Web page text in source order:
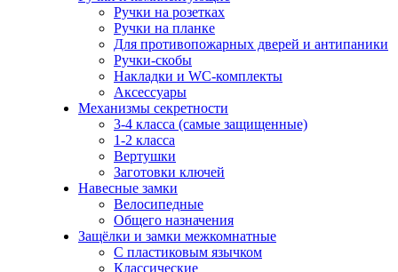
Ручки на розетках
Ручки на планке
Для противопожарных дверей и антипаники
Ручки-скобы
Накладки и WC-комплекты
Аксессуары
Механизмы секретности
3-4 класса (самые защищенные)
1-2 класса
Вертушки
Заготовки ключей
Навесные замки
Велосипедные
Общего назначения
Защёлки и замки межкомнатные
С пластиковым язычком
Классические